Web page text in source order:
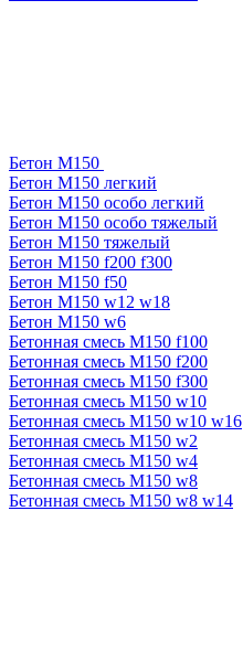
Бетон М150
Бетон М150 легкий
Бетон М150 особо легкий
Бетон М150 особо тяжелый
Бетон М150 тяжелый
Бетон М150 f200 f300
Бетон М150 f50
Бетон М150 w12 w18
Бетон М150 w6
Бетонная смесь М150 f100
Бетонная смесь М150 f200
Бетонная смесь М150 f300
Бетонная смесь М150 w10
Бетонная смесь М150 w10 w16
Бетонная смесь М150 w2
Бетонная смесь М150 w4
Бетонная смесь М150 w8
Бетонная смесь М150 w8 w14